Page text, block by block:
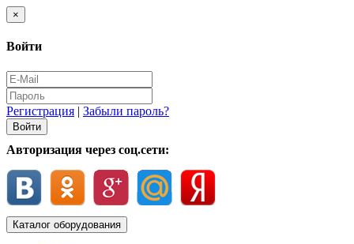
×
Войти
Регистрация | Забыли пароль?
Авторизация через соц.сети:
Каталог оборудования